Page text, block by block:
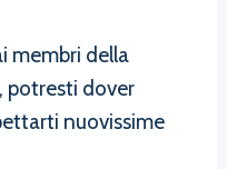
membri della
potresti dover
nuovissime